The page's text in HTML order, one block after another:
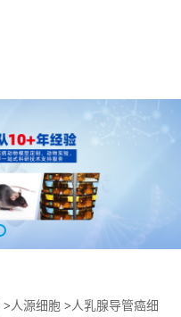
>人源细胞 >人乳腺导管癌细